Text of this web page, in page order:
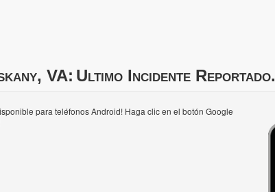
VA: Ultimo Incidente Reportado.
para teléfonos Android! Haga clic en el botón Google